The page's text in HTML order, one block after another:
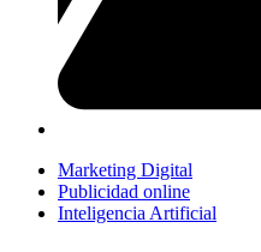
Marketing Digital
Publicidad online
Inteligencia Artificial